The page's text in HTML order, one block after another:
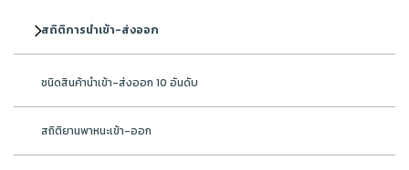
สถิติการนำเข้า-ส่งออก
ชนิดสินค้านำเข้า-ส่งออก 10 อันดับ
สถิติยานพาหนะเข้า-ออก